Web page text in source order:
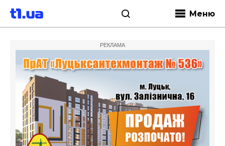
Меню
РЕКЛАМА